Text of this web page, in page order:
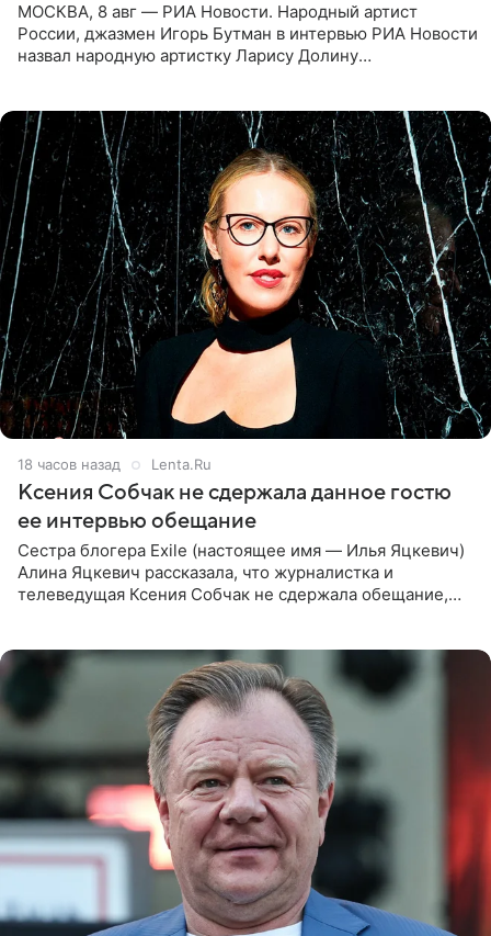
МОСКВА, 8 авг — РИА Новости. Народный артист
России, джазмен Игорь Бутман в интервью РИА Новости
назвал народную артистку Ларису Долину
18 часов назад Lenta.Ru
Ксения Собчак не сдержала данное гостю
ее интервью обещание
Сестра блогера Exile (настоящее имя — Илья Яцкевич)
Алина Яцкевич рассказала, что журналистка и
телеведущая Ксения Собчак не сдержала обещание,